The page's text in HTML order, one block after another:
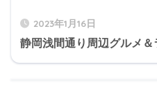
2023年1月16日
静岡浅間通り周辺グルメ＆